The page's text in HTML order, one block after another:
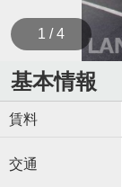
1 / 4
基本情報
賃料
交通